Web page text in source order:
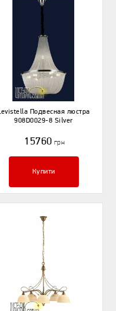
Подвесная люстра
908D0029-8 Silver
15760 грн
Купити